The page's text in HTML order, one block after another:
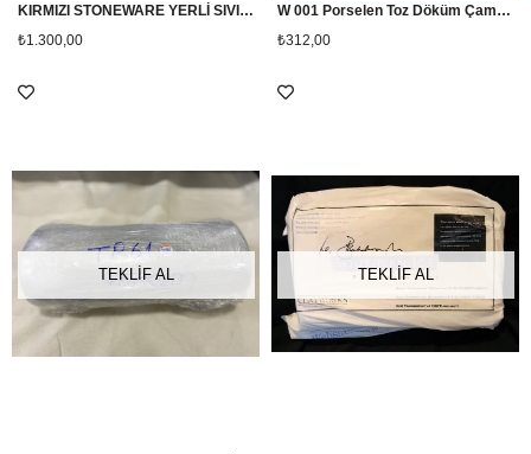
KIRMIZI STONEWARE YERLİ SIVI DÖKÜM ÇAMURU 10 KG (1190-1210)
₺1.300,00
W 001 Porselen Toz Döküm Çamuru 10 Kg
₺312,00
TEKLİF AL TEKLİF AL